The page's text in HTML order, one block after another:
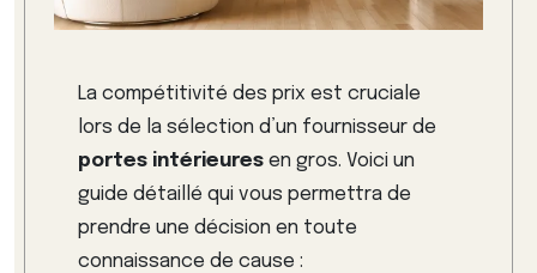
La compétitivité des prix est cruciale
lors de la sélection d’un fournisseur de
portes intérieures en gros. Voici un
guide détaillé qui vous permettra de
prendre une décision en toute
connaissance de cause :